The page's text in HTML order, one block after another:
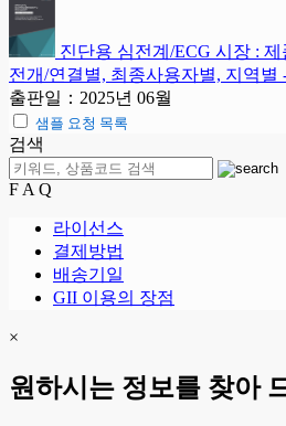
진단용 심전계/ECG 시장 :
전개/연결별, 최종사용자별, 지역별
출판일：2025년 06월
샘플 요청 목록
검색
F A Q
라이선스
결제방법
배송기일
GII 이용의 장점
×
원하시는 정보를 찾아